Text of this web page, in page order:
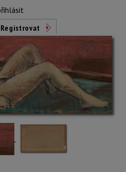
Registrovat